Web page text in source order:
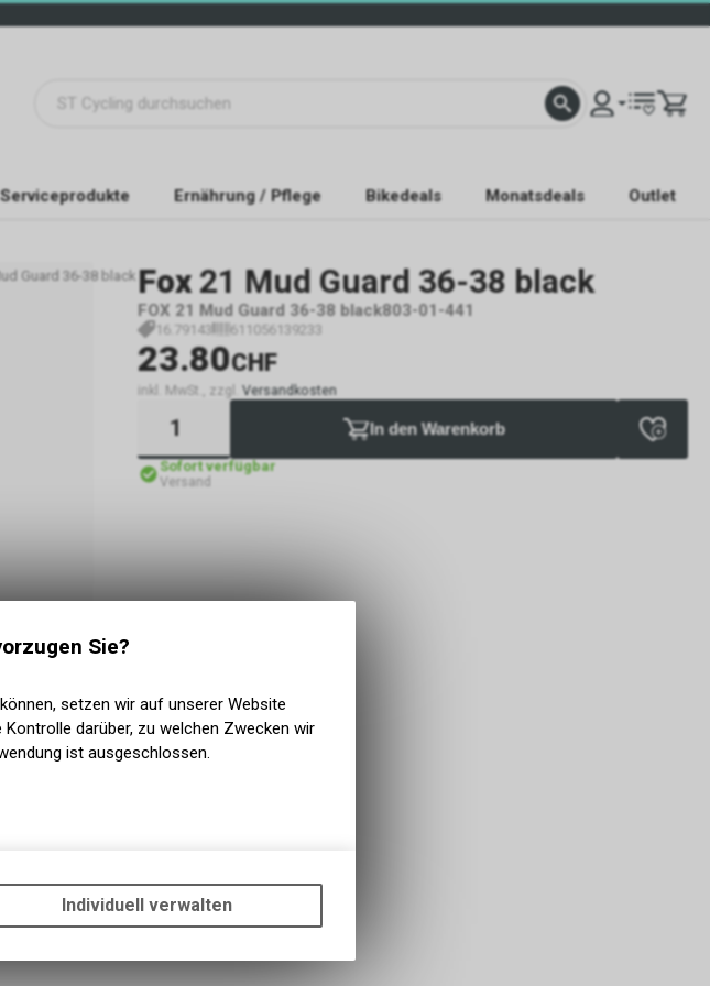
Ernährung / Pflege Bikedeals Monatsdeals Outlet
Guard 36-38 black Fox 21 Mud Guard 36-38 black
FOX 21 Mud Guard 36-38 black803-01-441
16.79143 611056139233
23.80CHF
inkl. MwSt., zzgl. Versandkosten
In den Warenkorb
Sofort verfügbar
Versand
Sie?
setzen wir auf unserer Website
darüber, zu welchen Zwecken wir
ist ausgeschlossen.
unseres Online-Angebots, wie die
Bitte beachten Sie, dass die
Individuell verwalten